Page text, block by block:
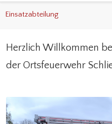
Einsatzabteilung
Herzlich Willkommen
der Ortsfeuerwehr